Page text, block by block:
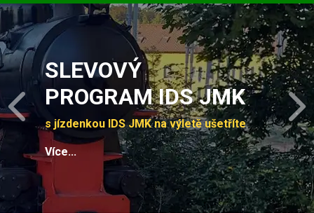
Slide 1 of 4
SLEVOVÝ
PROGRAM IDS JMK
s jízdenkou IDS JMK na výletě ušetříte
Více...
Previous